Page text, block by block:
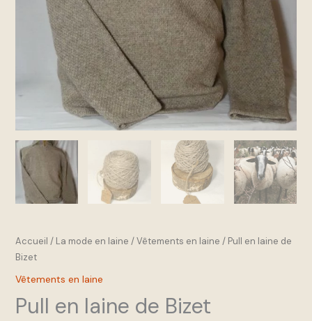
Accueil / La mode en laine /Vêtements en laine / Pull en laine de
Bizet
Vêtements en laine
Pull en laine de Bizet